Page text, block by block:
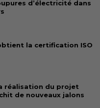
d’électricité dans
obtient la certification ISO
réalisation du projet
de nouveaux jalons